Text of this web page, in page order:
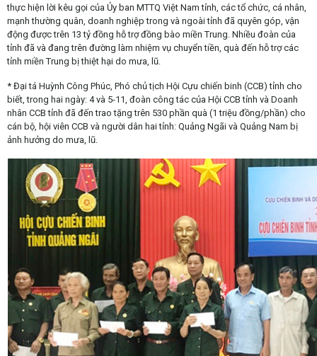
thực hiện lời kêu gọi của Ủy ban MTTQ Việt Nam tỉnh, các tổ chức, cá nhân,
mạnh thường quân, doanh nghiệp trong và ngoài tỉnh đã quyên góp, vận
động được trên 13 tỷ đồng hỗ trợ đồng bào miền Trung. Nhiều đoàn của
tỉnh đã và đang trên đường làm nhiệm vụ chuyển tiền, quà đến hỗ trợ các
tỉnh miền Trung bị thiệt hại do mưa, lũ.
* Đại tá Huỳnh Công Phúc, Phó chủ tịch Hội Cựu chiến binh (CCB) tỉnh cho
biết, trong hai ngày: 4 và 5-11, đoàn công tác của Hội CCB tỉnh và Doanh
nhân CCB tỉnh đã đến trao tặng trên 530 phần quà (1 triệu đồng/phần) cho
cán bộ, hội viên CCB và người dân hai tỉnh: Quảng Ngãi và Quảng Nam bị
ảnh hưởng do mưa, lũ.